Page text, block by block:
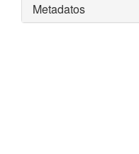
Metadatos